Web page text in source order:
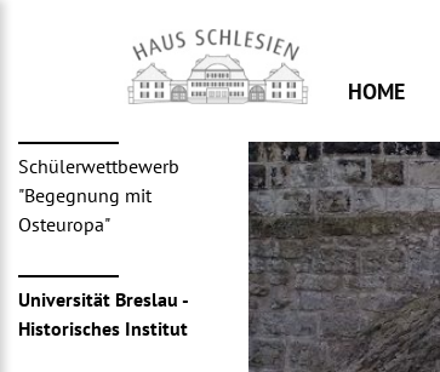
HOME
Schülerwettbewerb
"Begegnung mit
Osteuropa"
Universität Breslau -
Historisches Institut